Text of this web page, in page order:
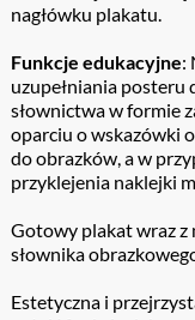
nagłówku plakatu.
Funkcje edukacyjne:
uzupełniania posteru
słownictwa w formie
oparciu o wskazówki
do obrazków, a w
przyklejenia naklejki
Gotowy plakat wraz z
słownika
Estetyczna i